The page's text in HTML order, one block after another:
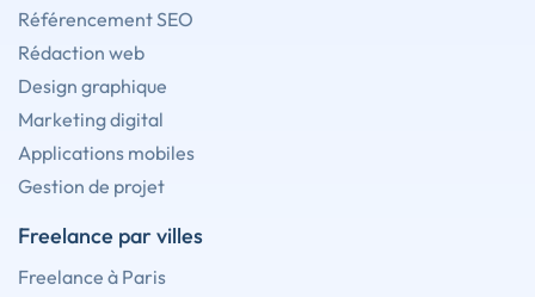
Référencement SEO
Rédaction web
Design graphique
Marketing digital
Applications mobiles
Gestion de projet
Freelance par villes
Freelance à Paris